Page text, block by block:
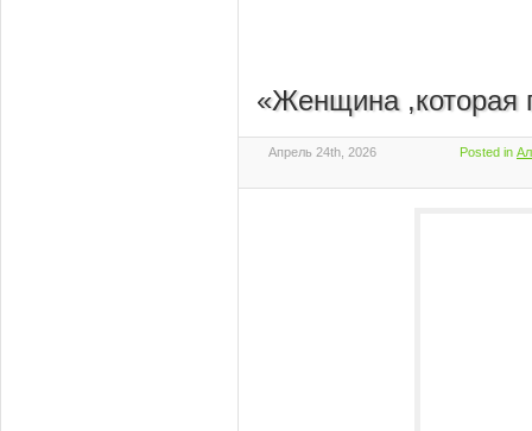
«Женщина
Апрель 24th, 2026 Posted in